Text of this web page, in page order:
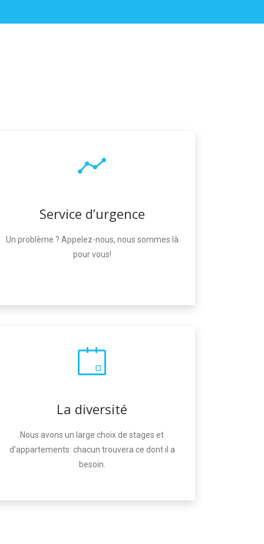
Service d’urgence
Un problème ? Appelez-nous, nous sommes là
pour vous!
La diversité
Nous avons un large choix de stages et
d’appartements: chacun trouvera ce dont il a
besoin.